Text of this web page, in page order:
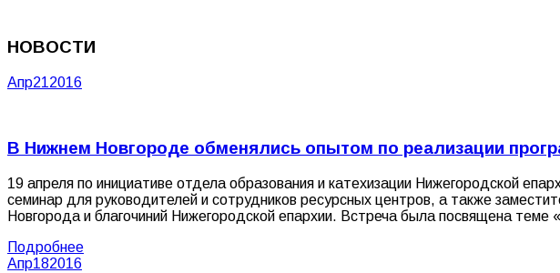
НОВОСТИ
Апр212016
В Нижнем Новгороде обменялись опытом по реализации
19 апреля по инициативе отдела образования и катехизации Нижегородской
семинар для руководителей и сотрудников ресурсных центров, а также
Новгорода и благочиний Нижегородской епархии. Встреча была посвящена
Подробнее
Апр182016